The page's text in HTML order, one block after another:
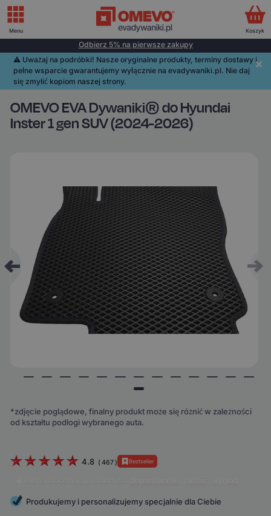
Odbierz 5% na pierwsze zakupy
⚠️️ Uważaj na podróbki! Nasze oryginalne produkty, terminy dostawy i
pełne wsparcie gwarantujemy wyłącznie na evadywaniki.pl. Nie daj
się zmylić kopiom naszej strony.
OMEVO EVA Dywaniki® do Hyundai
Inster 1 gen SUV (2024-2026)
*zdjęcie poglądowe, finalny produkt może się różnić w zależności
od kształtu podłogi wybranego auta.
4.8 ( 467) Bestseller
Klienci doceniają produkt za: dopasowanie wygląd
Produkujemy i personalizujemy specjalnie dla Ciebie
Menu Koszyk